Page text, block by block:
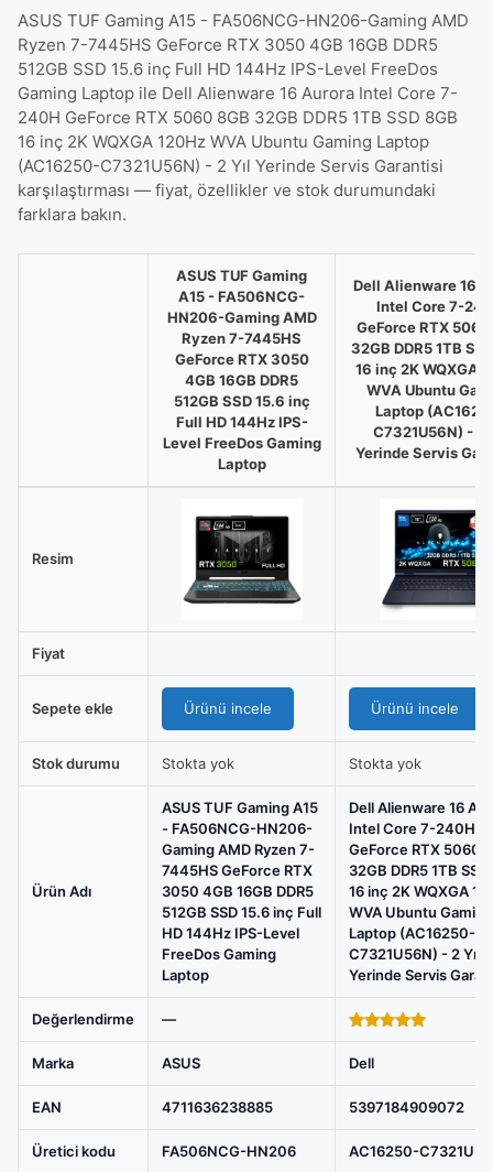
ASUS TUF Gaming A15 - FA506NCG-HN206-Gaming AMD
Ryzen 7-7445HS GeForce RTX 3050 4GB 16GB DDR5
512GB SSD 15.6 inç Full HD 144Hz IPS-Level FreeDos
Gaming Laptop ile Dell Alienware 16 Aurora Intel Core 7-
240H GeForce RTX 5060 8GB 32GB DDR5 1TB SSD 8GB
16 inç 2K WQXGA 120Hz WVA Ubuntu Gaming Laptop
(AC16250-C7321U56N) - 2 Yıl Yerinde Servis Garantisi
karşılaştırması — fiyat, özellikler ve stok durumundaki
farklara bakın.
Gaming
FA506NCG-
HN206-
AMD
Ryzen
7-
3050
512GB
SSD
15.6
Full
HD
144Hz
ASUS TUF Gaming
A15 - FA506NCG-
HN206-Gaming AMD
Ryzen 7-7445HS
GeForce RTX 3050
4GB 16GB DDR5
512GB SSD 15.6 inç
Full HD 144Hz IPS-
Level FreeDos Gaming
Laptop
Dell Alienware 16
Intel Core 7-
GeForce RTX 5060
32GB DDR5 1TB
16 inç 2K WQXGA
WVA Ubuntu
Laptop
C7321U56N) - 2
Yerinde Servis
Resim
Fiyat
Sepete ekle Ürünü incele Ürünü incele
Stok durumu Stokta yok Stokta yok
Ürün Adı
ASUS TUF Gaming A15
- FA506NCG-HN206-
Gaming AMD Ryzen 7-
7445HS GeForce RTX
3050 4GB 16GB DDR5
512GB SSD 15.6 inç Full
HD 144Hz IPS-Level
FreeDos Gaming
Laptop
Dell Alienware 16
Intel Core 7-240H
GeForce RTX 5060
32GB DDR5 1TB SSD
16 inç 2K WQXGA
WVA Ubuntu Gaming
Laptop (AC16250-
C7321U56N) - 2 Yıl
Yerinde Servis
Değerlendirme —
5.00out of
5
Marka ASUS Dell
EAN 4711636238885 5397184909072
Üretici kodu FA506NCG-HN206 AC16250-